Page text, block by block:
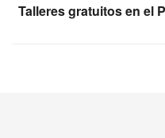
Talleres gratuitos en el